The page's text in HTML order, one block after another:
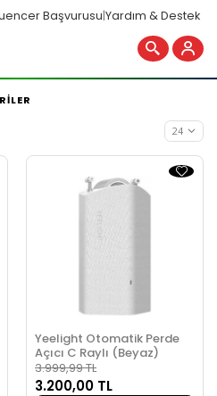
Başvurusu|Yardım & Destek
Yeelight Otomatik Perde
Açıcı C Raylı (Beyaz)
3.999,99 TL
3.200,00 TL